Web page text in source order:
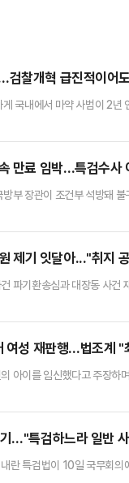
검찰개혁 급진적이어
국내에서 마약 사범이 2
영장 청구만 전담하는 공
만료 임박…특검수
부 장관이 조건부 석방돼
이라고 분석했다. 전문가들
제기 잇달아..."취
파기환송심과 대장동 사
일 사이 총 4건의 헌법소
여성 재판행…법조계 "
아이를 임신했다고 주장
양씨에게 최소 징역 3년
…"특검하느라 일반
란 특검법이 10일 국무회